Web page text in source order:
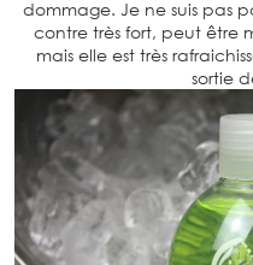
dommage. Je ne suis pas
contre très fort, peut être
mais elle est très
sortie